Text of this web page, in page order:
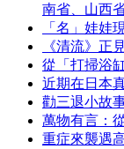
南省、山西
「名」娃娃
《清流》正
從「打掃浴
近期在日本
勸三退小故
萬物有言：
重症來襲遇